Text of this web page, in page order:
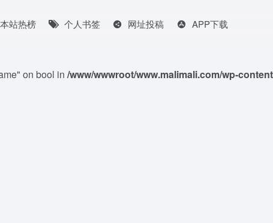
本站热榜 个人书签 网址投稿 APP下载
on bool in /www/wwwroot/www.malimali.com/wp-